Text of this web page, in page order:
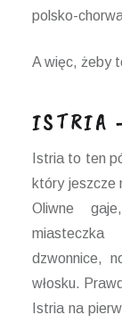
polsko-
A więc, żeby
ISTRIA
Istria to ten
który jeszcze
Oliwne
dzwonnice,
włosku.
Istria na